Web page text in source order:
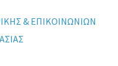
& ΕΠΙΚΟΙΝΩΝΙΩΝ